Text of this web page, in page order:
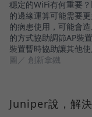
穩定的WiFi有何重要
的邊緣運算可能需要
的病患使用，可能會
的方式協助調節AP裝
裝置暫時協助讓其他
圖／ 創新拿鐵
Juniper說，解